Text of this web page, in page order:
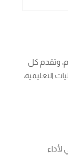
وتقدم كل
التعليمية،
لأداء